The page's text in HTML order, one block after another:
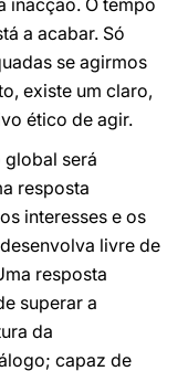
inacção. O tempo
a acabar. Só
se agirmos
existe um claro,
ético de agir.
será
resposta
interesses e os
livre de
resposta
superar a
da
capaz de